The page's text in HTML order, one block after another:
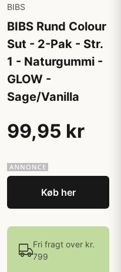
BIBS
BIBS Rund Colour
Sut - 2-Pak - Str.
1 - Naturgummi -
GLOW -
Sage/Vanilla
99,95 kr
Køb her
Fri fragt over kr.
799